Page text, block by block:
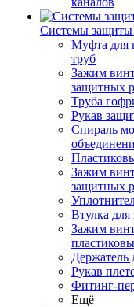
Системы
Муфта для
труб
Зажим
защитных
Труба
Рукав
Спираль
Зажим
защитных
Втулка
Зажим
Держатель
Рукав
Фитинг-
Ещё